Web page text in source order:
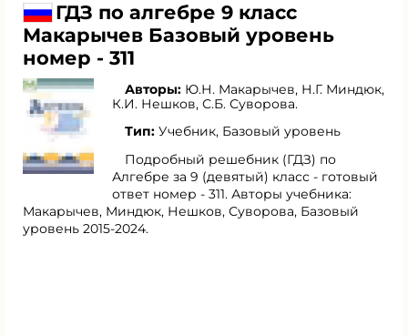
ГДЗ по алгебре 9 класс
Макарычев Базовый уровень
номер - 311
Авторы: Ю.Н. Макарычев, Н.Г. Миндюк,
К.И. Нешков, С.Б. Суворова.
Тип: Учебник, Базовый уровень
Подробный решебник (ГДЗ) по
Алгебре за 9 (девятый) класс - готовый
ответ номер - 311. Авторы учебника:
Макарычев, Миндюк, Нешков, Суворова, Базовый
уровень 2015-2024.